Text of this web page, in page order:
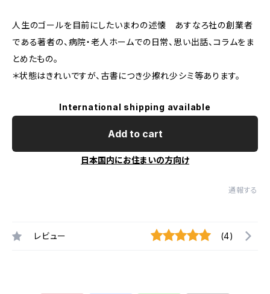
人生のゴールを目前にしたいまわの述懐 あすなろ社の創業者
である著者の、病院・老人ホームでの日常、思い出話、コラムをま
とめたもの。
＊状態はきれいですが、古書につき少擦れ少シミ等あります。
International shipping available
Add to cart
日本国内にお住まいの方向け
通報する
レビュー (4)